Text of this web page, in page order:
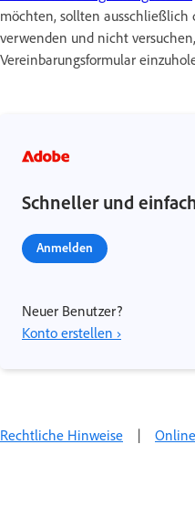
möchten, sollten
verwenden und nicht
Vereinbarungsformular
Schneller und
Anmelden
Neuer Benutzer?
Konto erstellen ›
Rechtliche Hinweise |